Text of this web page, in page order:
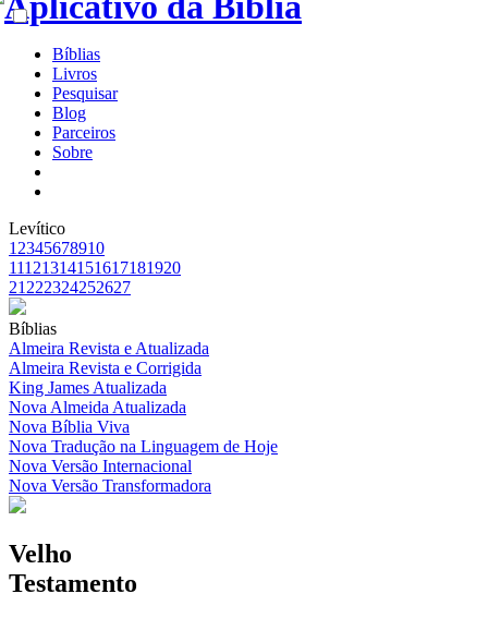
Bíblias
Livros
Pesquisar
Blog
Parceiros
Sobre
Levítico
1 2345678910
11121314151617181920
21 222324252627
Bíblias
Almeira Revista e Atualizada
Almeira Revista e Corrigida
King James Atualizada
Nova Almeida Atualizada
Nova Bíblia Viva
Nova Tradução na Linguagem de Hoje
Nova Versão Internacional
Nova Versão Transformadora
Velho
Testamento